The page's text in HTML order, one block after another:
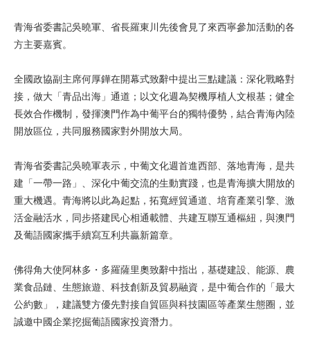
青海省委書記吳曉軍、省長羅東川先後會見了來西寧參加活動的各
方主要嘉賓。
全國政協副主席何厚鏵在開幕式致辭中提出三點建議：深化戰略對
接，做大「青品出海」通道；以文化週為契機厚植人文根基；健全
長效合作機制，發揮澳門作為中葡平台的獨特優勢，結合青海內陸
開放區位，共同服務國家對外開放大局。
青海省委書記吳曉軍表示，中葡文化週首進西部、落地青海，是共
建「一帶一路」、深化中葡交流的生動實踐，也是青海擴大開放的
重大機遇。青海將以此為起點，拓寬經貿通道、培育產業引擎、激
活金融活水，同步搭建民心相通載體、共建互聯互通樞紐，與澳門
及葡語國家攜手續寫互利共贏新篇章。
佛得角大使阿林多・多羅薩里奧致辭中指出，基礎建設、能源、農
業食品鏈、生態旅遊、科技創新及貿易融資，是中葡合作的「最大
公約數」，建議雙方優先對接自貿區與科技園區等產業生態圈，並
誠邀中國企業挖掘葡語國家投資潛力。